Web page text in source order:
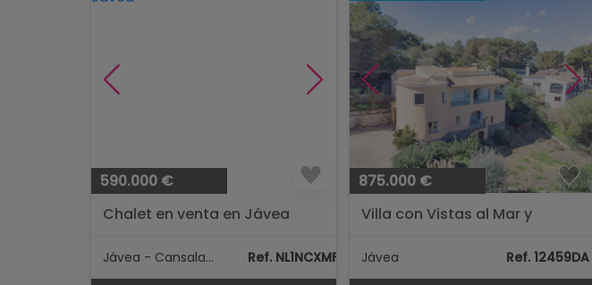
590.000 €
Chalet en venta en Jávea
Jávea - Cansalades Ref. NL1NCXMFF
875.000 €
Villa con Vistas al Mar y
Nova...
Jávea Ref. 12459DA